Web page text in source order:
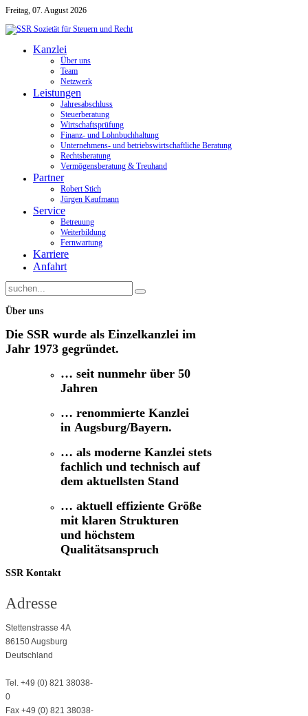
Freitag, 07. August 2026
Kanzlei
Über uns
Team
Netzwerk
Leistungen
Jahresabschluss
Steuerberatung
Wirtschaftsprüfung
Finanz- und Lohnbuchhaltung
Unternehmens- und betriebswirtschaftliche Beratung
Rechtsberatung
Vermögensberatung & Treuhand
Partner
Robert Stich
Jürgen Kaufmann
Service
Betreuung
Weiterbildung
Fernwartung
Karriere
Anfahrt
Über uns
Die SSR wurde als Einzelkanzlei im
Jahr 1973 gegründet.
… seit nunmehr über 50
Jahren
… renommierte Kanzlei
in Augsburg/Bayern.
… als moderne Kanzlei stets
fachlich und technisch auf
dem aktuellsten Stand
… aktuell effiziente Größe
mit klaren Strukturen
und höchstem
Qualitätsanspruch
SSR Kontakt
Adresse
Stettenstrasse 4A
86150 Augsburg
Deutschland
Tel. +49 (0) 821 38038-
0
Fax +49 (0) 821 38038-